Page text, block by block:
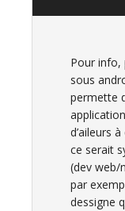
Pour info,
sous
permette
d’aileurs
ce serait
(dev web/
par
dessigne